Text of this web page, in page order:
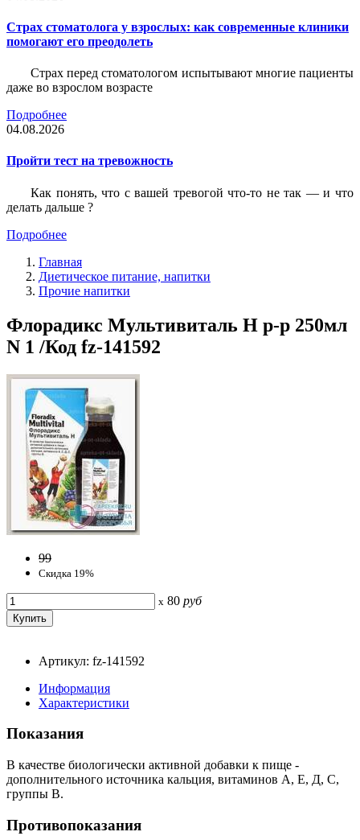
Страх стоматолога у взрослых: как современные клиники
помогают его преодолеть
Страх перед стоматологом испытывают многие пациенты
даже во взрослом возрасте
Подробнее
04.08.2026
Пройти тест на тревожность
Как понять, что с вашей тревогой что-то не так — и что
делать дальше ?
Подробнее
Главная
Диетическое питание, напитки
Прочие напитки
Флорадикс Мультивиталь Н р-р 250мл
N 1 /Код fz-141592
99
Скидка 19%
x 80 руб
Артикул: fz-141592
Информация
Характеристики
Показания
В качестве биологически активной добавки к пище -
дополнительного источника кальция, витаминов А, Е, Д, С,
группы В.
Противопоказания